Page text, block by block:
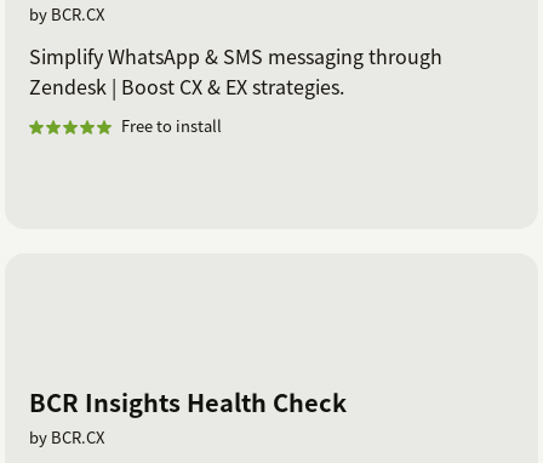
by BCR.CX
Simplify WhatsApp & SMS messaging through
Zendesk | Boost CX & EX strategies.
Free to install
BCR Insights Health Check
by BCR.CX